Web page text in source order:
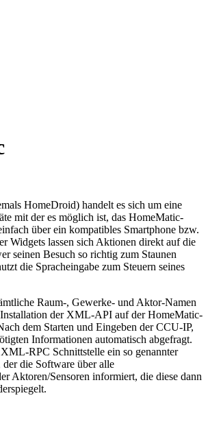
bleibt aber als digitales Archiv
deinen Besuch!
HomeDroid) handelt es sich um eine
mit der es möglich ist, das HomeMatic-
über ein kompatibles Smartphone bzw.
Widgets lassen sich Aktionen direkt auf die
seinen Besuch so richtig zum Staunen
die Spracheingabe zum Steuern seines
Raum-, Gewerke- und Aktor-Namen
der XML-API auf der HomeMatic-
dem Starten und Eingeben der CCU-IP,
Informationen automatisch abgefragt.
RPC Schnittstelle ein so genannter
die Software über alle
Aktoren/Sensoren informiert, die diese dann